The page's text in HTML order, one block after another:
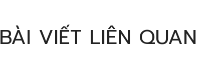
BÀI VIẾT LIÊN QUAN